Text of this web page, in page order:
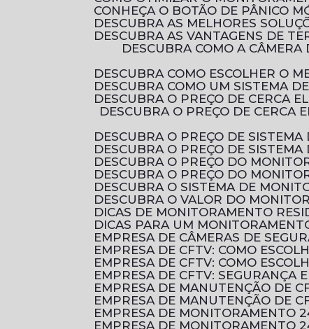
CONHEÇA O BOTÃO DE PÂNICO
DESCUBRA AS MELHORES
DESCUBRA AS VANTAGENS DE
DESCUBRA COMO A CÂMERA DE SEGURANÇA FULL HD PODE PROTEGER SEU LAR COM QUALIDADE DE IMAGEM
DESCUBRA COMO ESCOLHER O
DESCUBRA COMO UM SISTEMA
DESCUBRA O PREÇO DE CERCA
DESCUBRA O PREÇO DE CERCA ELÉTRICA RESIDENCIAL E COMO ESCOLHER A MELHOR OPÇÃO PARA PROTEGER O SEU
DESCUBRA O PREÇO DE
DESCUBRA O PREÇO DE
DESCUBRA O PREÇO DO
DESCUBRA O PREÇO DO
DESCUBRA O SISTEMA DE
DESCUBRA O VALOR DO
DICAS DE MONITORAMENTO
DICAS PARA UM
EMPRESA DE CÂMERAS DE
EMPRESA DE CFTV: COMO
EMPRESA DE CFTV: COMO
EMPRESA DE CFTV: SEGURANÇA
EMPRESA DE MANUTENÇÃO DE
EMPRESA DE MANUTENÇÃO DE
EMPRESA DE MONITORAMENTO
EMPRESA DE MONITORAMENTO